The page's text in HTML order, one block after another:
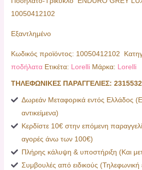
10050412102
Εξαντλημένο
Κωδικός προϊόντος: 10050412102
ποδήλατα Ετικέτα: Lorelli Μάρκα: Lorelli
ΤΗΛΕΦΩΝΙΚΕΣ ΠΑΡΑΓΓΕΛΙΕΣ:
Δωρεάν Μεταφορικά εντός Ελλάδος
αντικείμενα)
Κερδίστε 10€ στην επόμενη
αγορές άνω των 100€)
Πλήρης κάλυψη & υποστήριξη (Και
Συμβουλές από ειδικούς